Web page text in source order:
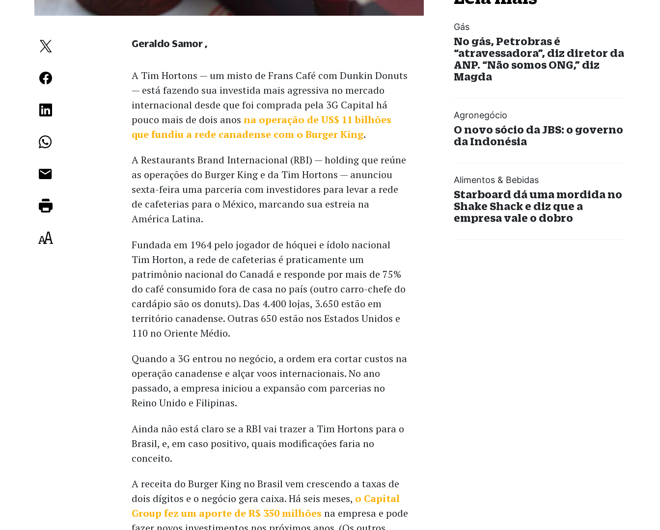
A Tim Hortons — um misto de Frans Café com Dunkin Donuts
— está fazendo sua investida mais agressiva no mercado
internacional desde que foi comprada pela 3G Capital há
pouco mais de dois anosna operação de US$ 11 bilhões
que fundiu a rede canadense com o Burger King.
A Restaurants Brand Internacional (RBI) — holding que reúne
as operações do Burger King e da Tim Hortons — anunciou
sexta-feira uma parceria com investidores para levar a rede
de cafeterias para o México, marcando sua estreia na
América Latina.
Fundada em 1964 pelo jogador de hóquei e ídolo nacional
Tim Horton, a rede de cafeterias é praticamente um
patrimônio nacional do Canadá e responde por mais de 75%
do café consumido fora de casa no país (outro carro-chefe do
cardápio são os donuts). Das 4.400 lojas, 3.650 estão em
território canadense. Outras 650 estão nos Estados Unidos e
110 no Oriente Médio.
Quando a 3G entrou no negócio, a ordem era cortar custos na
operação canadense e alçar voos internacionais. No ano
passado, a empresa iniciou a expansão com parcerias no
Reino Unido e Filipinas.
Ainda não está claro se a RBI vai trazer a Tim Hortons para o
Brasil, e, em caso positivo, quais modificações faria no
conceito.
A receita do Burger King no Brasil vem crescendo a taxas de
dois dígitos e o negócio gera caixa. Há seis meses, o Capital
Group fez um aporte de R$ 350 milhões na empresa e pode
Geraldo Samor
Gás
No gás, Petrobras é
“atravessadora”, diz diretor da
ANP. “Não somos ONG,” diz
Magda
Agronegócio
O novo sócio da JBS: o governo
da Indonésia
Alimentos & Bebidas
Starboard dá uma mordida no
Shake Shack e diz que a
empresa vale o dobro